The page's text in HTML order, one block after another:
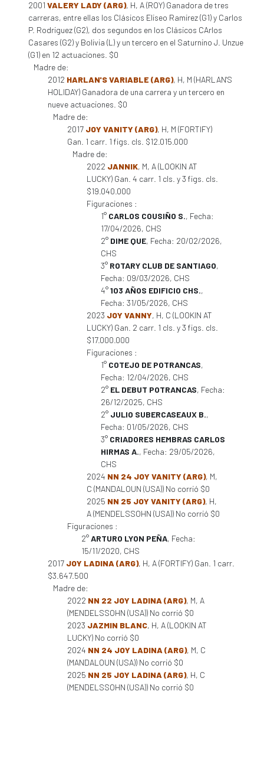
2001 VALERY LADY (ARG), H, A (ROY) Ganadora de tres
carreras, entre ellas los Clásicos Eliseo Ramirez (G1) y Carlos
P. Rodriguez (G2), dos segundos en los Clásicos CArlos
Casares (G2) y Bolivia (L) y un tercero en el Saturnino J. Unzue
(G1) en 12 actuaciones. $0
Madre de:
2012 HARLAN'S VARIABLE (ARG), H, M (HARLAN'S
HOLIDAY) Ganadora de una carrera y un tercero en
nueve actuaciones. $0
Madre de:
2017 JOY VANITY (ARG), H, M (FORTIFY)
Gan. 1 carr. 1 figs. cls. $12.015.000
Madre de:
2022 JANNIK, M, A (LOOKIN AT
LUCKY) Gan. 4 carr. 1 cls. y 3 figs. cls.
$19.040.000
Figuraciones :
1° CARLOS COUSIÑO S., Fecha:
17/04/2026, CHS
2° DIME QUE, Fecha: 20/02/2026,
CHS
3° ROTARY CLUB DE SANTIAGO,
Fecha: 09/03/2026, CHS
4°103 AÑOS EDIFICIO CHS.,
Fecha: 31/05/2026, CHS
2023 JOY VANNY, H, C (LOOKIN AT
LUCKY) Gan. 2 carr. 1 cls. y 3 figs. cls.
$17.000.000
Figuraciones :
1° COTEJO DE POTRANCAS,
Fecha: 12/04/2026, CHS
2° EL DEBUT POTRANCAS, Fecha:
26/12/2025, CHS
2° JULIO SUBERCASEAUX B.,
Fecha: 01/05/2026, CHS
3° CRIADORES HEMBRAS CARLOS
HIRMAS A., Fecha: 29/05/2026,
CHS
2024 NN 24 JOY VANITY (ARG), M,
C (MANDALOUN (USA)) No corrió $0
2025 NN 25 JOY VANITY (ARG), H,
A (MENDELSSOHN (USA)) No corrió $0
Figuraciones :
2°ARTURO LYON PEÑA, Fecha:
15/11/2020, CHS
2017 JOY LADINA (ARG), H, A (FORTIFY) Gan. 1 carr.
$3.647.500
Madre de:
2022 NN 22 JOY LADINA (ARG), M, A
(MENDELSSOHN (USA)) No corrió $0
2023 JAZMIN BLANC, H, A (LOOKIN AT
LUCKY) No corrió $0
2024 NN 24 JOY LADINA (ARG), M, C
(MANDALOUN (USA)) No corrió $0
2025 NN 25 JOY LADINA (ARG), H, C
(MENDELSSOHN (USA)) No corrió $0